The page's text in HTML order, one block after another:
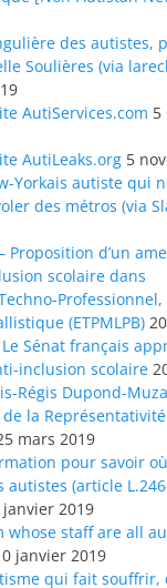
des autistes,
Soulières (via
AutiServices.com 5
AutiLeaks.org 5
Yorkais autiste qui
des métros (via
Proposition d’un
scolaire dans
(ETPMLPB)
Sénat français
inclusion scolaire
Régis Dupond-
la
mars 2019
pour savoir
autistes (article
janvier 2019
whose staff are all
janvier 2019
qui fait souffrir,